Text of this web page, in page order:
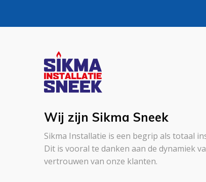
Wij zijn Sikma Sneek
Sikma Installatie is een begrip als totaal
Dit is vooral te danken aan de dynamiek
vertrouwen van onze klanten.